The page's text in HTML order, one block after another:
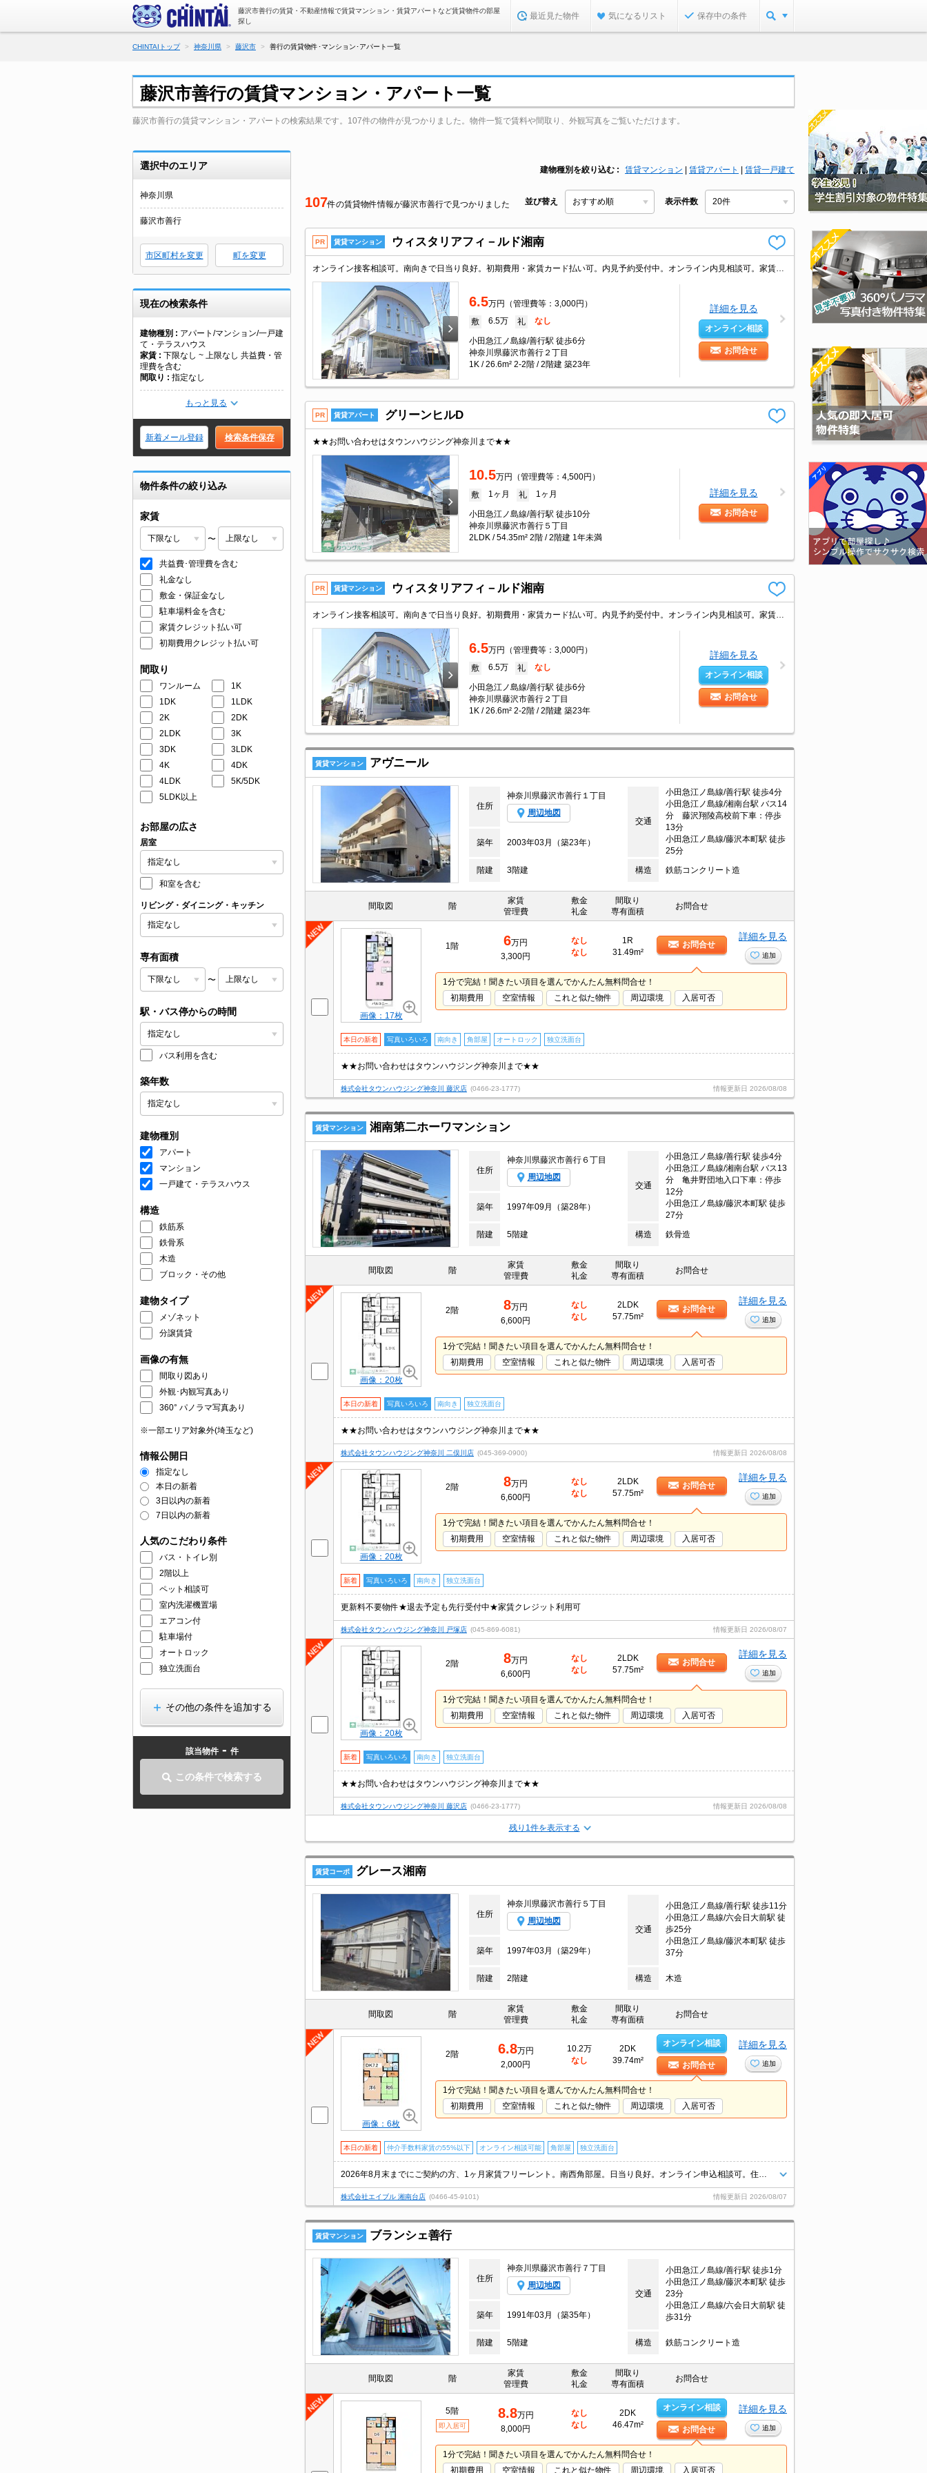
藤沢市善行の賃貸・不動産情報で賃貸マンション・賃貸アパートなど賃貸物件の部屋
探し
最近見た物件 気になるリスト 保存中の条件
CHINTAIトップ 神奈川県 藤沢市 善行の賃貸物件･マンション･アパート一覧
藤沢市善行の賃貸マンション・アパート一覧
藤沢市善行の賃貸マンション・アパートの検索結果です。107件の物件が見つかりました。物件一覧で賃料や間取り、外観写真をご覧いただけます。
選択中のエリア
神奈川県
藤沢市善行
市区町村を変更 町を変更
現在の検索条件
建物種別
アパート/マンション/一戸建
て・テラスハウス
家賃
下限なし ~ 上限なし 共益費・管
理費を含む
間取り
指定なし
もっと見る
新着メール登録 検索条件保存
物件条件の絞り込み
家賃
〜
共益費･管理費を含む
礼金なし
敷金・保証金なし
駐車場料金を含む
家賃クレジット払い可
初期費用クレジット払い可
間取り
ワンルーム
1K
1DK
1LDK
2K
2DK
2LDK
3K
3DK
3LDK
4K
4DK
4LDK
5K/5DK
5LDK以上
お部屋の広さ
居室
和室を含む
リビング・ダイニング・キッチン
専有面積
〜
駅・バス停からの時間
バス利用を含む
築年数
建物種別
アパート
マンション
一戸建て・テラスハウス
構造
鉄筋系
鉄骨系
木造
ブロック・その他
建物タイプ
メゾネット
分譲賃貸
画像の有無
間取り図あり
外観･内観写真あり
360° パノラマ写真あり
※一部エリア対象外(埼玉など)
情報公開日
指定なし
本日の新着
3日以内の新着
7日以内の新着
人気のこだわり条件
バス・トイレ別
2階以上
ペット相談可
室内洗濯機置場
エアコン付
駐車場付
オートロック
独立洗面台
その他の条件を追加する
該当物件 - 件
この条件で検索する
建物種別を絞り込む 賃貸マンション 賃貸アパート 賃貸一戸建て
107件の賃貸物件情報が藤沢市善行で見つかりました 並び替え 表示件数
PR 賃貸マンション ウィスタリアフィ－ルド湘南
6.5万円（管理費等：3,000円）
敷 6.5万 礼 なし
小田急江ノ島線/善行駅 徒歩6分
神奈川県藤沢市善行２丁目
1K / 26.6m² 2-2階 / 2階建 築23年
詳細を見る
オンライン相談
お問合せ
PR 賃貸アパート グリーンヒルD
★★お問い合わせはタウンハウジング神奈川まで★★
10.5万円（管理費等：4,500円）
敷 1ヶ月 礼 1ヶ月
小田急江ノ島線/善行駅 徒歩10分
神奈川県藤沢市善行５丁目
2LDK / 54.35m² 2階 / 2階建 1年未満
詳細を見る
お問合せ
PR 賃貸マンション ウィスタリアフィ－ルド湘南
6.5万円（管理費等：3,000円）
敷 6.5万 礼 なし
小田急江ノ島線/善行駅 徒歩6分
神奈川県藤沢市善行２丁目
1K / 26.6m² 2-2階 / 2階建 築23年
詳細を見る
オンライン相談
お問合せ
賃貸マンション アヴニール
住所
神奈川県藤沢市善行１丁目
周辺地図
交通
小田急江ノ島線/善行駅 徒歩4分
小田急江ノ島線/湘南台駅 バス14
分 藤沢翔陵高校前下車：停歩
13分
小田急江ノ島線/藤沢本町駅 徒歩
25分
築年 2003年03月（築23年）
階建 3階建 構造 鉄筋コンクリート造
間取図 階
家賃
管理費
敷金
礼金
間取り
専有面積
お問合せ
画像：17枚
1階 6万円
3,300円
なし
なし
1R
31.49m²
お問合せ
詳細を見る
追加
1分で完結！聞きたい項目を選んでかんたん無料問合せ！
初期費用
空室情報 これと似た物件 周辺環境 入居可否
本日の新着 写真いろいろ 南向き 角部屋 オートロック 独立洗面台
★★お問い合わせはタウンハウジング神奈川まで★★
株式会社タウンハウジング神奈川 藤沢店 (0466-23-1777) 情報更新日 2026/08/08
賃貸マンション 湘南第二ホーワマンション
住所
神奈川県藤沢市善行６丁目
周辺地図
交通
小田急江ノ島線/善行駅 徒歩4分
小田急江ノ島線/湘南台駅 バス13
分 亀井野団地入口下車：停歩
12分
小田急江ノ島線/藤沢本町駅 徒歩
27分
築年 1997年09月（築28年）
階建 5階建 構造 鉄骨造
間取図 階
家賃
管理費
敷金
礼金
間取り
専有面積
お問合せ
画像：20枚
2階 8万円
6,600円
なし
なし
2LDK
57.75m²
お問合せ
詳細を見る
追加
1分で完結！聞きたい項目を選んでかんたん無料問合せ！
初期費用
空室情報 これと似た物件 周辺環境 入居可否
本日の新着 写真いろいろ 南向き 独立洗面台
★★お問い合わせはタウンハウジング神奈川まで★★
株式会社タウンハウジング神奈川 二俣川店 (045-369-0900) 情報更新日 2026/08/08
画像：20枚
2階 8万円
6,600円
なし
なし
2LDK
57.75m²
お問合せ
詳細を見る
追加
1分で完結！聞きたい項目を選んでかんたん無料問合せ！
初期費用
空室情報 これと似た物件 周辺環境 入居可否
新着 写真いろいろ 南向き 独立洗面台
更新料不要物件★退去予定も先行受付中★家賃クレジット利用可
株式会社タウンハウジング神奈川 戸塚店 (045-869-6081) 情報更新日 2026/08/07
画像：20枚
2階 8万円
6,600円
なし
なし
2LDK
57.75m²
お問合せ
詳細を見る
追加
1分で完結！聞きたい項目を選んでかんたん無料問合せ！
初期費用
空室情報 これと似た物件 周辺環境 入居可否
新着 写真いろいろ 南向き 独立洗面台
★★お問い合わせはタウンハウジング神奈川まで★★
株式会社タウンハウジング神奈川 藤沢店 (0466-23-1777) 情報更新日 2026/08/08
残り1件を表示する
賃貸コーポ グレース湘南
住所
神奈川県藤沢市善行５丁目
周辺地図
交通
小田急江ノ島線/善行駅 徒歩11分
小田急江ノ島線/六会日大前駅 徒
歩25分
小田急江ノ島線/藤沢本町駅 徒歩
37分
築年 1997年03月（築29年）
階建 2階建 構造 木造
間取図 階
家賃
管理費
敷金
礼金
間取り
専有面積
お問合せ
画像：6枚
2階 6.8万円
2,000円
10.2万
なし
2DK
39.74m²
オンライン相談
お問合せ
詳細を見る
追加
1分で完結！聞きたい項目を選んでかんたん無料問合せ！
初期費用
空室情報 これと似た物件 周辺環境 入居可否
本日の新着 仲介手数料家賃の55%以下 オンライン相談可能 角部屋 独立洗面台
株式会社エイブル 湘南台店 (0466-45-9101) 情報更新日 2026/08/07
賃貸マンション ブランシェ善行
住所
神奈川県藤沢市善行７丁目
周辺地図
交通
小田急江ノ島線/善行駅 徒歩1分
小田急江ノ島線/藤沢本町駅 徒歩
23分
小田急江ノ島線/六会日大前駅 徒
歩31分
築年 1991年03月（築35年）
階建 5階建 構造 鉄筋コンクリート造
間取図 階
家賃
管理費
敷金
礼金
間取り
専有面積
お問合せ
5階
即入居可
8.8万円
8,000円
なし
なし
2DK
46.47m²
オンライン相談
お問合せ
詳細を見る
追加
1分で完結！聞きたい項目を選んでかんたん無料問合せ！
初期費用
空室情報 これと似た物件 周辺環境 入居可否